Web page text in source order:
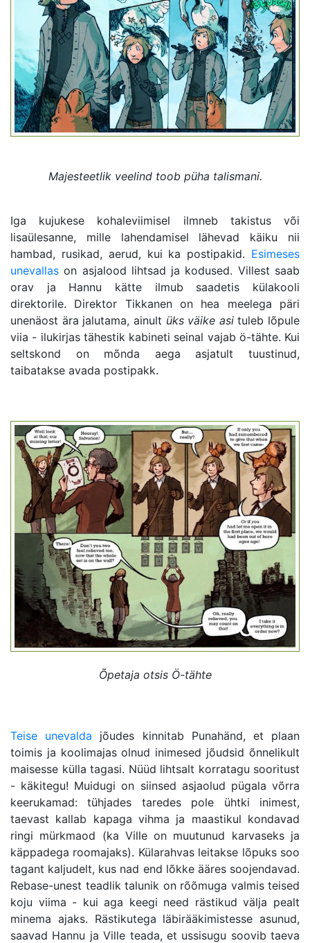
Majesteetlik veelind toob püha talismani.
Iga kujukese kohaleviimisel ilmneb takistus või
lisaülesanne, mille lahendamisel lähevad käiku nii
hambad, rusikad, aerud, kui ka postipakid. Esimeses
unevallas on asjalood lihtsad ja kodused. Villest saab
orav ja Hannu kätte ilmub saadetis külakooli
direktorile. Direktor Tikkanen on hea meelega päri
unenäost ära jalutama, ainult üks väike asituleb lõpule
viia - ilukirjas tähestik kabineti seinal vajab ö-tähte. Kui
seltskond on mõnda aega asjatult tuustinud,
taibatakse avada postipakk.
Õpetaja otsis Ö-tähte
Teise unevalda jõudes kinnitab Punahänd, et plaan
toimis ja koolimajas olnud inimesed jõudsid õnnelikult
maisesse külla tagasi. Nüüd lihtsalt korratagu sooritust
- käkitegu! Muidugi on siinsed asjaolud pügala võrra
keerukamad: tühjades taredes pole ühtki inimest,
taevast kallab kapaga vihma ja maastikul kondavad
ringi mürkmaod (ka Ville on muutunud karvaseks ja
käppadega roomajaks). Külarahvas leitakse lõpuks soo
tagant kaljudelt, kus nad end lõkke ääres soojendavad.
Rebase-unest teadlik talunik on rõõmuga valmis teised
koju viima - kui aga keegi need rästikud välja pealt
minema ajaks. Rästikutega läbirääkimistesse asunud,
saavad Hannu ja Ville teada, et ussisugu soovib taeva